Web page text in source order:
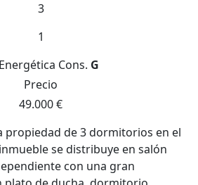
3
1
Cons. G
Precio
49.000 €
propiedad de 3 dormitorios en el
se distribuye en salón
con una gran